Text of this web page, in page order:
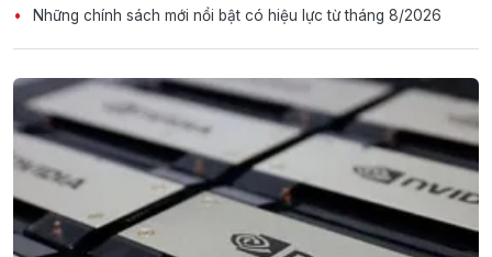
Những chính sách mới nổi bật có hiệu lực từ tháng 8/2026